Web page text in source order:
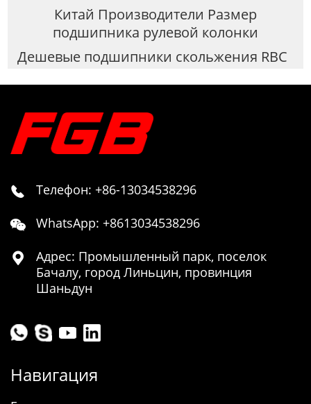
Китай Производители Размер
подшипника рулевой колонки
Дешевые подшипники скольжения RBC
 Телефон: +86-13034538296
 WhatsApp: +8613034538296

Адрес: Промышленный парк, поселок
Бачалу, город Линьцин, провинция
Шаньдун
Навигация